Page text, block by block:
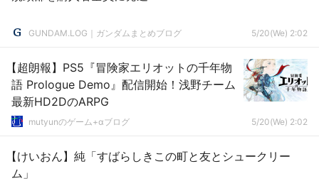
GUNDAM.LOG｜ガンダムまとめブログ 5/20(We) 2:02
【超朗報】PS5『冒険家エリオットの千年物
語 Prologue Demo』配信開始！浅野チーム
最新HD2DのARPG
mutyunのゲーム+αブログ 5/20(We) 2:02
【けいおん】純「すばらしきこの町と友とシュークリー
ム」